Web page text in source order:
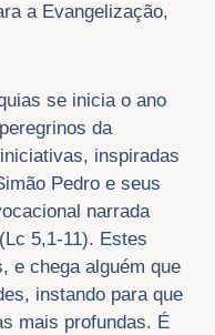
a Evangelização,
se inicia o ano
da
inspiradas
Pedro e seus
narrada
5,1-11). Estes
e chega alguém que
instando para que
mais profundas. É